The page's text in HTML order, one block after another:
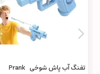
تفنگ آب پاش شوخی Prank